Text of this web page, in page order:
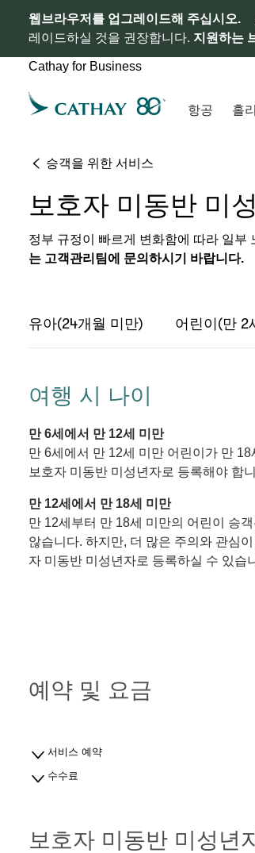
웹브라우저를 업그레이드해 주십시오.
레이드하실 것을 권장합니다. 지원하는
Cathay for Business
항공 홀
승객을 위한 서비스
보호자 미동반 미
정부 규정이 빠르게 변화함에 따라 일부
는 고객관리팀에 문의하시기 바랍니다.
유아(24개월 미만) 어린이(만 2
여행 시 나이
만 6세에서 만 12세 미만
만 6세에서 만 12세 미만 어린이가 만
보호자 미동반 미성년자로 등록해야 합
만 12세에서 만 18세 미만
만 12세부터 만 18세 미만의 어린이 승
않습니다. 하지만, 더 많은 주의와 관심
자 미동반 미성년자로 등록하실 수 있습
예약 및 요금
서비스 예약
수수료
보호자 미동반 미성년